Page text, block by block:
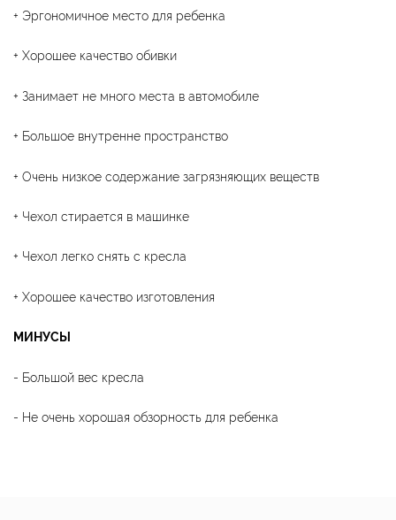
+ Эргономичное место для ребенка
+ Хорошее качество обивки
+ Занимает не много места в автомобиле
+ Большое внутренне пространство
+ Очень низкое содержание загрязняющих веществ
+ Чехол стирается в машинке
+ Чехол легко снять с кресла
+ Хорошее качество изготовления
МИНУСЫ
- Большой вес кресла
- Не очень хорошая обзорность для ребенка